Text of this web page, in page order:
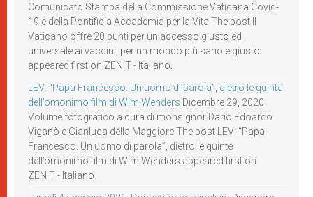
Comunicato Stampa della Commissione Vaticana Covid-
19 e della Pontificia Accademia per la Vita The post Il
Vaticano offre 20 punti per un accesso giusto ed
universale ai vaccini, per un mondo più sano e giusto
appeared first on ZENIT - Italiano.
LEV: “Papa Francesco. Un uomo di parola”, dietro le quinte
dell’omonimo film di Wim Wenders Dicembre 29, 2020
Volume fotografico a cura di monsignor Dario Edoardo
Viganò e Gianluca della Maggiore The post LEV: “Papa
Francesco. Un uomo di parola”, dietro le quinte
dell’omonimo film di Wim Wenders appeared first on
ZENIT - Italiano.